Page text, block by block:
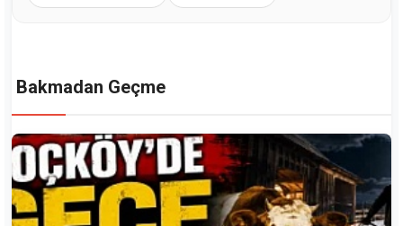
Bakmadan Geçme